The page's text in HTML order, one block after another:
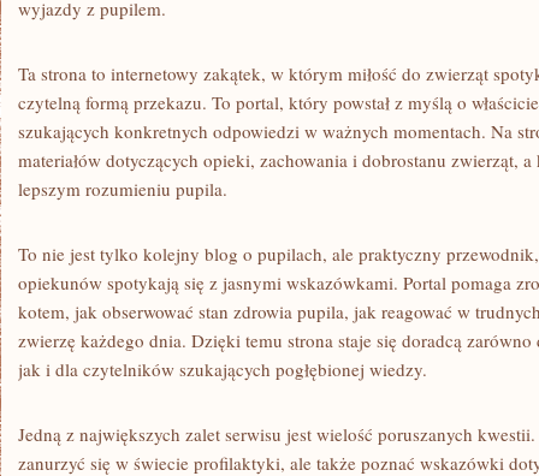
wyjazdy z pupilem.
Ta strona to internetowy zakątek, w którym miłość do zwierząt
czytelną formą przekazu. To portal, który powstał z myślą o
szukających konkretnych odpowiedzi w ważnych momentach. Na
materiałów dotyczących opieki, zachowania i dobrostanu zwierząt,
lepszym rozumieniu pupila.
To nie jest tylko kolejny blog o pupilach, ale praktyczny
opiekunów spotykają się z jasnymi wskazówkami. Portal pomaga
kotem, jak obserwować stan zdrowia pupila, jak reagować w
zwierzę każdego dnia. Dzięki temu strona staje się doradcą
jak i dla czytelników szukających pogłębionej wiedzy.
Jedną z największych zalet serwisu jest wielość poruszanych
zanurzyć się w świecie profilaktyki, ale także poznać wskazówki